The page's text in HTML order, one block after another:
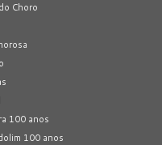
Choro
100 anos
100 anos